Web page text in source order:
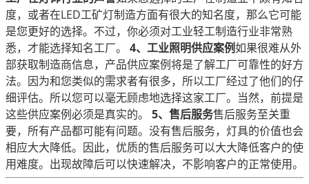
度，或者在LED工矿灯制造方面有很大的知名度，那么它可能
是您更好的选择。不过，你必须对工业轻工制造行业非常熟
悉，才能选择知名工厂。
4、工业照明供应案例如果很难从外
部获取制造商信息，产品供应案例将是了解工厂可靠性的好方
法。因为和您类似的需求者有很多，所以工厂经过了他们的仔
细评估。所以您可以毫无顾虑地选择这家工厂。当然，前提是
这些供应案例必须是真实的。
5、售后服务售后服务至关重
要，所有产品都可能有问题。没有售后服务，灯具的价值也会
相应大大降低。因此，优质的售后服务可以大大降低客户的使
用难度。出现故障后可以快速解决，不影响客户的正常使用。